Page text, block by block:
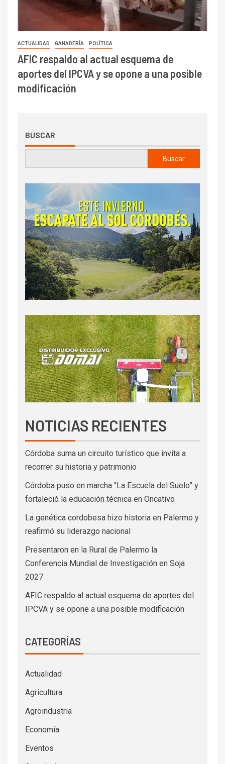
ACTUALIDAD GANADERÍA POLÍTICA
AFIC respaldo al actual esquema de
aportes del IPCVA y se opone a una posible
modificación
BUSCAR
Buscar
NOTICIAS RECIENTES
Córdoba suma un circuito turístico que invita a
recorrer su historia y patrimonio
Córdoba puso en marcha “La Escuela del Suelo” y
fortaleció la educación técnica en Oncativo
La genética cordobesa hizo historia en Palermo y
reafirmó su liderazgo nacional
Presentaron en la Rural de Palermo la
Conferencia Mundial de Investigación en Soja
2027
AFIC respaldo al actual esquema de aportes del
IPCVA y se opone a una posible modificación
CATEGORÍAS
Actualidad
Agricultura
Agroindustria
Economía
Eventos